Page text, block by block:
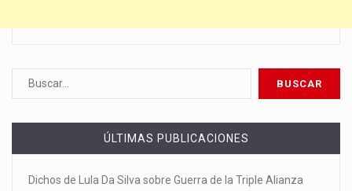
ÚLTIMAS PUBLICACIONES
Dichos de Lula Da Silva sobre Guerra de la Triple Alianza